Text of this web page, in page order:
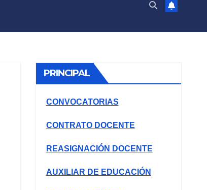
PRINCIPAL
CONVOCATORIAS
CONTRATO DOCENTE
REASIGNACIÓN DOCENTE
AUXILIAR DE EDUCACIÓN